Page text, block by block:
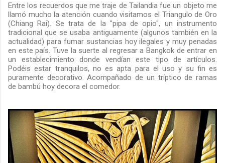
Entre los recuerdos que me traje de Tailandia fue un objeto me
llamó mucho la atención cuando visitamos el Triangulo de Oro
(Chiang Rai). Se trata de la "pipa de opio", un instrumento
tradicional que se usaba antiguamente (algunos también en la
actualidad) para fumar sustancias hoy ilegales y muy penadas
en este país. Tuve la suerte al regresar a Bangkok de entrar en
un establecimiento donde vendían este tipo de artículos.
Podéis estar tranquilos, no es apta para el uso y su fin es
puramente decorativo. Acompañado de un tríptico de ramas
de bambú hoy decora el comedor.